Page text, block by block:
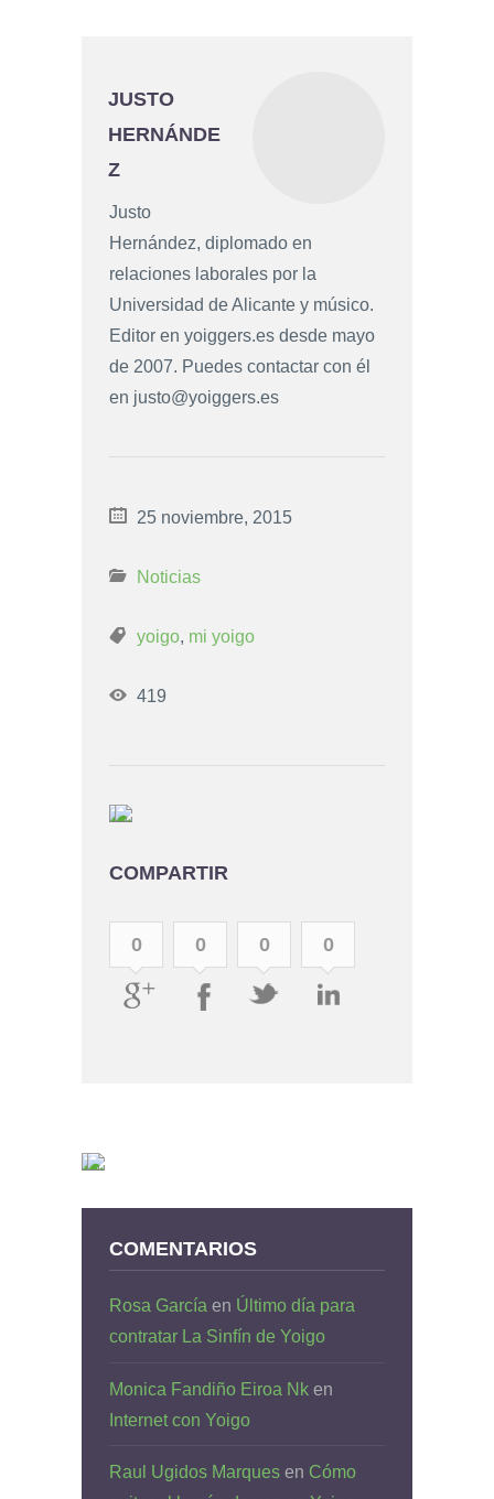
JUSTO
HERNÁNDE
Z
Justo
Hernández, diplomado en
relaciones laborales por la
Universidad de Alicante y músico.
Editor en yoiggers.es desde mayo
de 2007. Puedes contactar con él
en justo@yoiggers.es
25 noviembre, 2015
Noticias
yoigo, mi yoigo
419
COMPARTIR
0 0 0 0
COMENTARIOS
Rosa García en Último día para
contratar La Sinfín de Yoigo
Monica Fandiño Eiroa Nk en
Internet con Yoigo
Raul Ugidos Marques en Cómo